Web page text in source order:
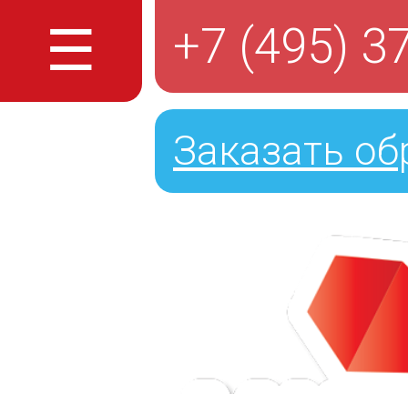
☰ +7 (495)
Заказать